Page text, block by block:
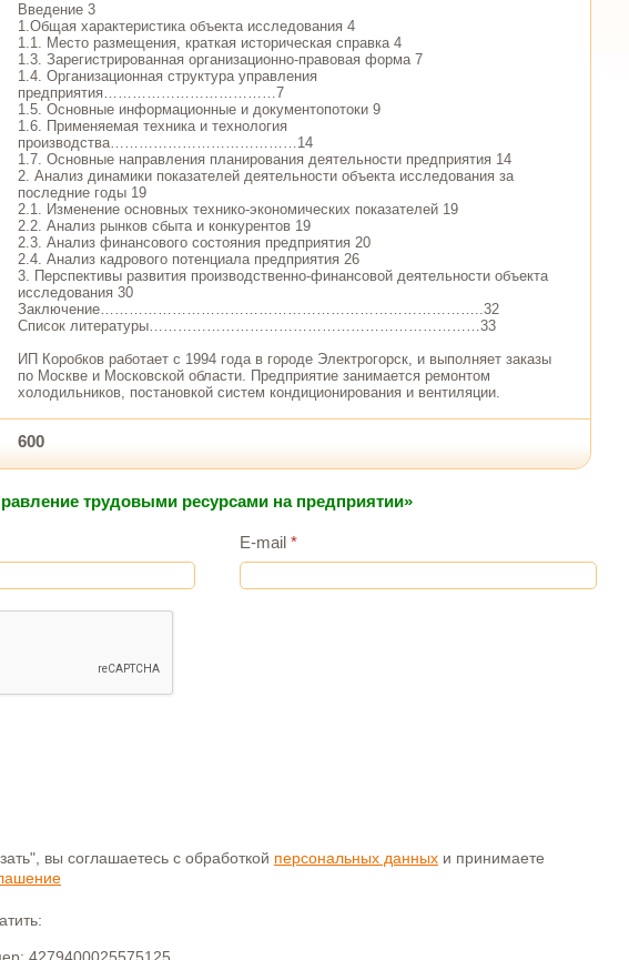
Введение 3
1.Общая характеристика объекта исследования 4
1.1. Место размещения, краткая историческая справка 4
1.3. Зарегистрированная организационно-правовая форма 7
1.4. Организационная структура управления
предприятия………………………………7
1.5. Основные информационные и документопотоки 9
1.6. Применяемая техника и технология
производства…………………………………14
1.7. Основные направления планирования деятельности предприятия 14
2. Анализ динамики показателей деятельности объекта исследования за
последние годы 19
2.1. Изменение основных технико-экономических показателей 19
2.2. Анализ рынков сбыта и конкурентов 19
2.3. Анализ финансового состояния предприятия 20
2.4. Анализ кадрового потенциала предприятия 26
3. Перспективы развития производственно-финансовой деятельности объекта
исследования 30
Заключение……………………………………………………………………..32
Список литературы……………………………………………………………33
ИП Коробков работает с 1994 года в городе Электрогорск, и выполняет заказы
по Москве и Московской области. Предприятие занимается ремонтом
холодильников, постановкой систем кондиционирования и вентиляции.
600
трудовыми ресурсами на предприятии»
E-mail *
вы соглашаетесь с обработкой персональных данных и принимаете